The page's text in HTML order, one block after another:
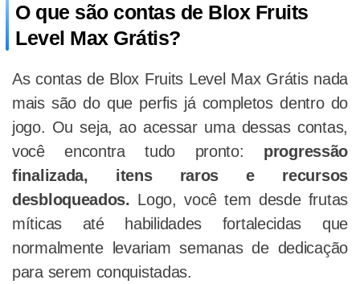
O que são contas de Blox Fruits
Level Max Grátis?
As contas de Blox Fruits Level Max Grátis nada
mais são do que perfis já completos dentro do
jogo. Ou seja, ao acessar uma dessas contas,
você encontra tudo pronto: progressão
finalizada, itens raros e recursos
desbloqueados. Logo, você tem desde frutas
míticas até habilidades fortalecidas que
normalmente levariam semanas de dedicação
para serem conquistadas.